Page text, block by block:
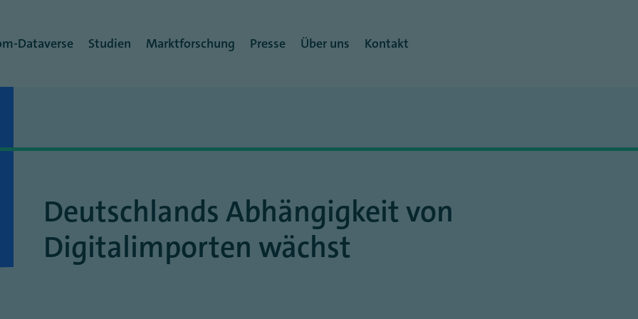
Deutschlands Abhängigkeit von
Digitalimporten wächst
Dataverse Studien Marktforschung Presse Über uns Kontakt